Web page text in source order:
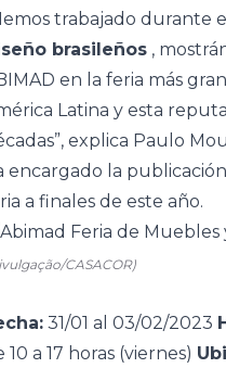
trabajado durante
brasileños ,
en la feria más
Latina y esta
explica Paulo
encargado la
a finales de este año.
CASACOR)
31/01 al 03/02/2023
10 a 17 horas (viernes)